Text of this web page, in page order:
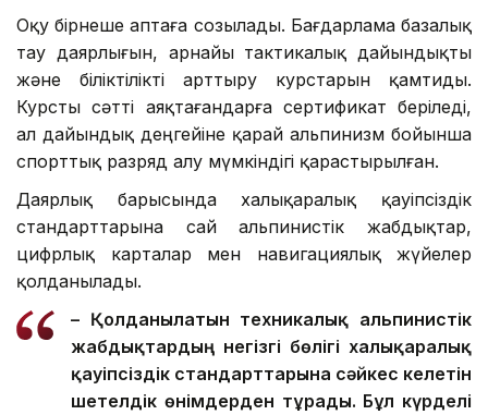
Оқу бірнеше аптаға созылады. Бағдарлама базалық
тау даярлығын, арнайы тактикалық дайындықты
және біліктілікті арттыру курстарын қамтиды.
Курсты сәтті аяқтағандарға сертификат беріледі,
ал дайындық деңгейіне қарай альпинизм бойынша
спорттық разряд алу мүмкіндігі қарастырылған.
Даярлық барысында халықаралық қауіпсіздік
стандарттарына сай альпинистік жабдықтар,
цифрлық карталар мен навигациялық жүйелер
қолданылады.
– Қолданылатын техникалық альпинистік
жабдықтардың негізгі бөлігі халықаралық
қауіпсіздік стандарттарына сәйкес келетін
шетелдік өнімдерден тұрады. Бұл күрделі